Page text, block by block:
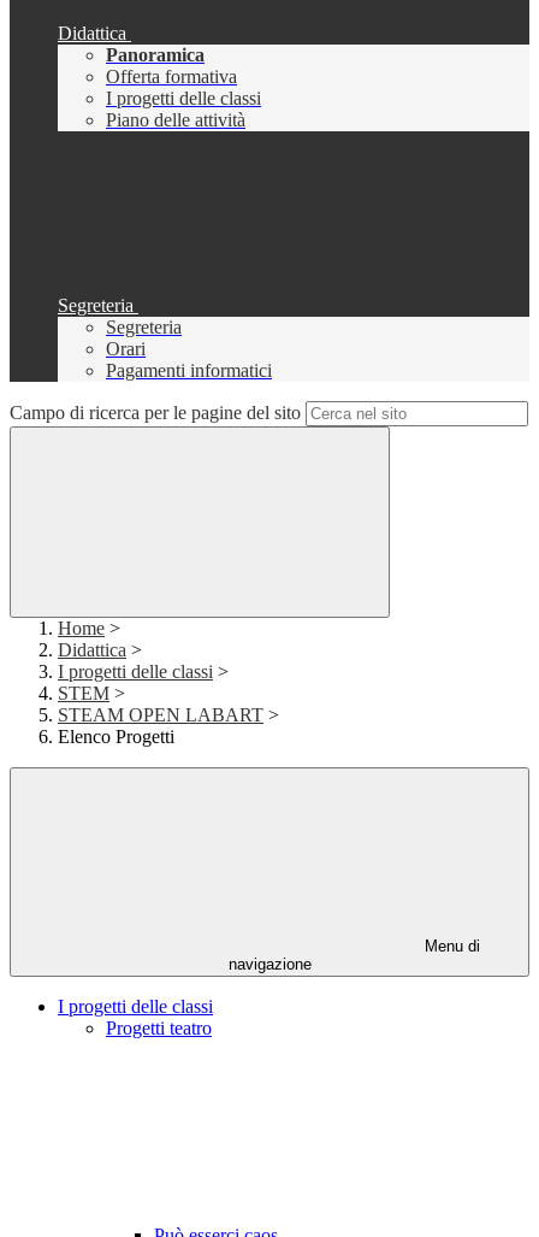
Didattica
Panoramica
Offerta formativa
I progetti delle classi
Piano delle attività
Segreteria
Segreteria
Orari
Pagamenti informatici
Campo di ricerca per le pagine del sito
Home >
Didattica >
I progetti delle classi >
STEM >
STEAM OPEN LABART >
Elenco Progetti
Menu di
navigazione
I progetti delle classi
Progetti teatro